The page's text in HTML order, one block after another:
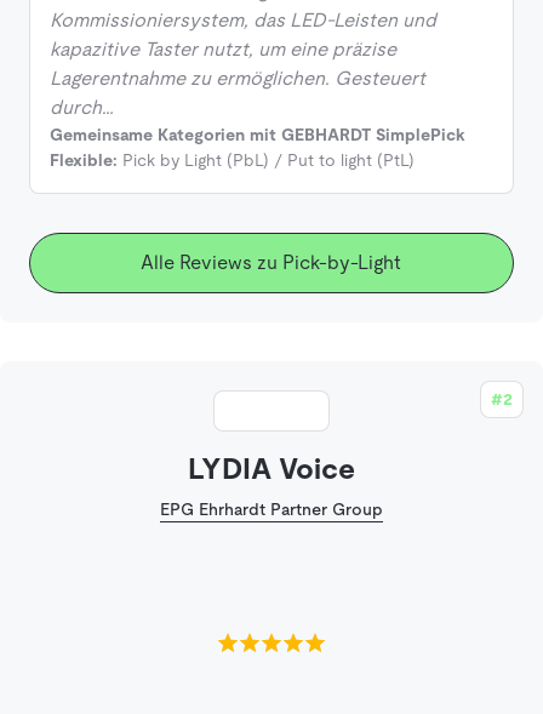
Kommissioniersystem, das LED-Leisten und
kapazitive Taster nutzt, um eine präzise
Lagerentnahme zu ermöglichen. Gesteuert
durch…
Gemeinsame Kategorien mit GEBHARDT SimplePick
Flexible: Pick by Light (PbL) / Put to light (PtL)
Alle Reviews zu Pick-by-Light
#2
LYDIA Voice
EPG Ehrhardt Partner Group